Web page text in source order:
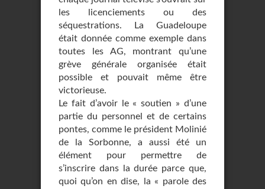
les licenciements ou des
séquestrations. La Guadeloupe
était donnée comme exemple dans
toutes les AG, montrant qu’une
grève générale organisée était
possible et pouvait même être
victorieuse.
Le fait d’avoir le « soutien » d’une
partie du personnel et de certains
pontes, comme le président Molinié
de la Sorbonne, a aussi été un
élément pour permettre de
s’inscrire dans la durée parce que,
quoi qu’on en dise, la « parole des